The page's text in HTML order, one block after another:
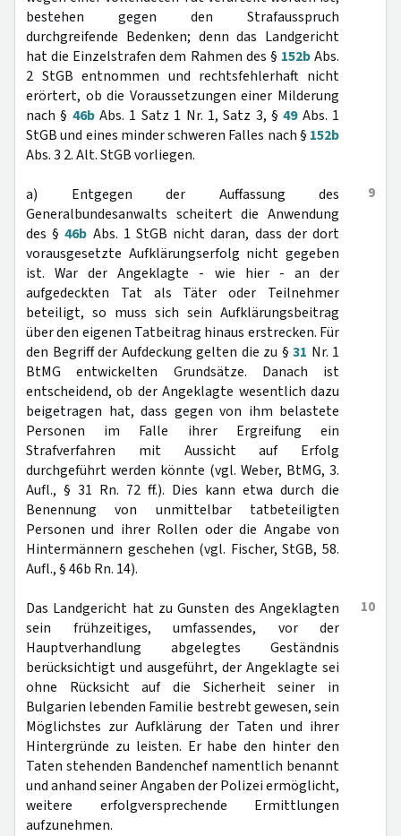
bestehen gegen den Strafausspruch
durchgreifende Bedenken; denn das Landgericht
hat die Einzelstrafen dem Rahmen des § 152bAbs.
2 StGB entnommen und rechtsfehlerhaft nicht
erörtert, ob die Voraussetzungen einer Milderung
nach § 46bAbs. 1 Satz 1 Nr. 1, Satz 3, §49Abs. 1
StGB und eines minder schweren Falles nach § 152b
Abs. 3 2. Alt. StGB vorliegen.
9
a) Entgegen der Auffassung des
Generalbundesanwalts scheitert die Anwendung
des §46b Abs. 1 StGB nicht daran, dass der dort
vorausgesetzte Aufklärungserfolg nicht gegeben
ist. War der Angeklagte - wie hier - an der
aufgedeckten Tat als Täter oder Teilnehmer
beteiligt, so muss sich sein Aufklärungsbeitrag
über den eigenen Tatbeitrag hinaus erstrecken. Für
den Begriff der Aufdeckung gelten die zu § 31 Nr. 1
BtMG entwickelten Grundsätze. Danach ist
entscheidend, ob der Angeklagte wesentlich dazu
beigetragen hat, dass gegen von ihm belastete
Personen im Falle ihrer Ergreifung ein
Strafverfahren mit Aussicht auf Erfolg
durchgeführt werden könnte (vgl. Weber, BtMG, 3.
Aufl., § 31 Rn. 72 ff.). Dies kann etwa durch die
Benennung von unmittelbar tatbeteiligten
Personen und ihrer Rollen oder die Angabe von
Hintermännern geschehen (vgl. Fischer, StGB, 58.
Aufl., § 46b Rn. 14).
10
Das Landgericht hat zu Gunsten des Angeklagten
sein frühzeitiges, umfassendes, vor der
Hauptverhandlung abgelegtes Geständnis
berücksichtigt und ausgeführt, der Angeklagte sei
ohne Rücksicht auf die Sicherheit seiner in
Bulgarien lebenden Familie bestrebt gewesen, sein
Möglichstes zur Aufklärung der Taten und ihrer
Hintergründe zu leisten. Er habe den hinter den
Taten stehenden Bandenchef namentlich benannt
und anhand seiner Angaben der Polizei ermöglicht,
weitere erfolgversprechende Ermittlungen
aufzunehmen.